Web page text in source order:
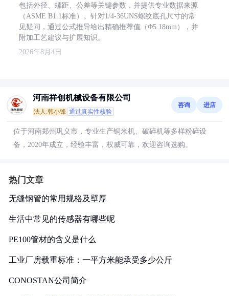
包括外径、螺距、公差等关键参数，并提供专业数据来源
（ASME B1.1标准）。针对1/4-36UNS螺纹底孔尺寸的常
见疑问，通过公式推导给出精确推荐值（Φ5.18mm），并
附加工艺建议与扩展知识。
2026年8月4日
河南祥创机械设备有限公司
法人:韩小锋 通过真实性核验
咨询 进店
位于河南郑州巩义市，专业生产铜米机、破碎机等多样粉碎设
备，2020年成立，经验丰富，权威可靠，欢迎咨询选购。
热门文章
无缝钢管的常用规格及壁厚
生活中常见的传感器有哪些呢
PE100管材的含义是什么
工业厂房载重标准：一平方米能承受多少公斤
CONOSTAN公司简介